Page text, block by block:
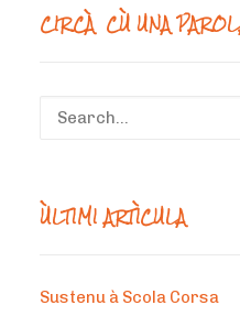
CIRCÀ CÙ UNA
ÙLTIMI ARTÌCULA
Sustenu à Scola Corsa